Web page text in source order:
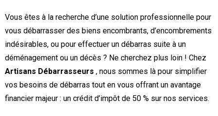
Vous êtes à la recherche d’une solution professionnelle pour
vous débarrasser des biens encombrants, d’encombrements
indésirables, ou pour effectuer un débarras suite à un
déménagement ou un décès ? Ne cherchez plus loin ! Chez
Artisans Débarrasseurs , nous sommes là pour simplifier
vos besoins de débarras tout en vous offrant un avantage
financier majeur : un crédit d’impôt de 50 % sur nos services.